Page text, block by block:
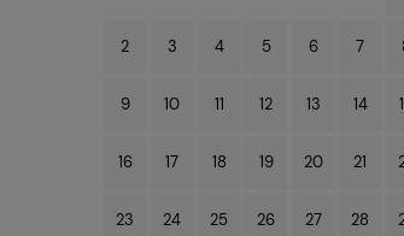
2 3 4 5 6 7
9 10 11 12 13 14
16 17 18 19 20 21
23 24 25 26 27 28